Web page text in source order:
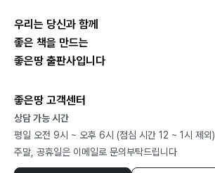
우리는 당신과 함께
좋은 책을 만드는
좋은땅 출판사입니다
좋은땅 고객센터
상담 가능 시간
평일 오전 9시 ~ 오후 6시 (점심 시간 12 ~ 1시 제외)
주말, 공휴일은 이메일로 문의부탁드립니다